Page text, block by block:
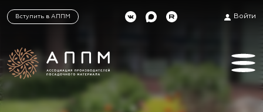
Вступить в АППМ Войти